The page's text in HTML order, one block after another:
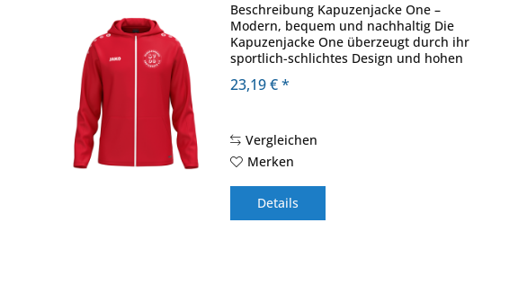
Beschreibung Kapuzenjacke One –
Modern, bequem und nachhaltig Die
Kapuzenjacke One überzeugt durch ihr
sportlich-schlichtes Design und hohen
Fleece sorgt für ein angenehm weiches
23,19 € *
Vergleichen
Merken
Details